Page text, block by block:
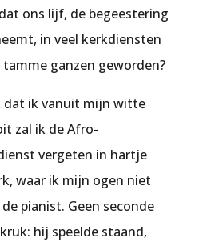
ons lijf, de begeestering
in veel kerkdiensten
ganzen geworden?
dat ik vanuit mijn witte
zal ik de Afro-
vergeten in hartje
waar ik mijn ogen niet
pianist. Geen seconde
hij speelde staand,